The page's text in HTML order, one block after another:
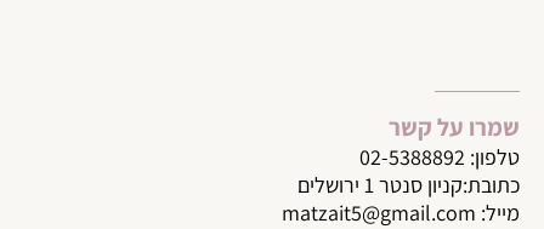
שמרו על קשר
טלפון: 02-5388892
כתובת:קניון סנטר 1 ירושלים
מייל: matzait5@gmail.com